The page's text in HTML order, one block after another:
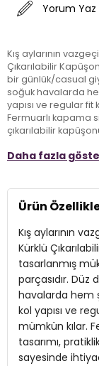
Yorum Yaz
Kış aylarının
Çıkarılabilir
bir günlük/casual
soğuk havalarda
yapısı ve regular fit
Fermuarlı kapama
çıkarılabilir
yaratabilirsiniz.
bu mont, kış
Model:
Desen:Düz
Mevsim:Kışlık
Materyal:
Yaka Tipi:
Kapama Şekli:
Daha fazla
Ürün
Kış aylarının
Kürklü
tasarlanmış
parçasıdır. Düz
havalarda hem
kol yapısı ve
mümkün kılar.
tasarımı,
sayesinde